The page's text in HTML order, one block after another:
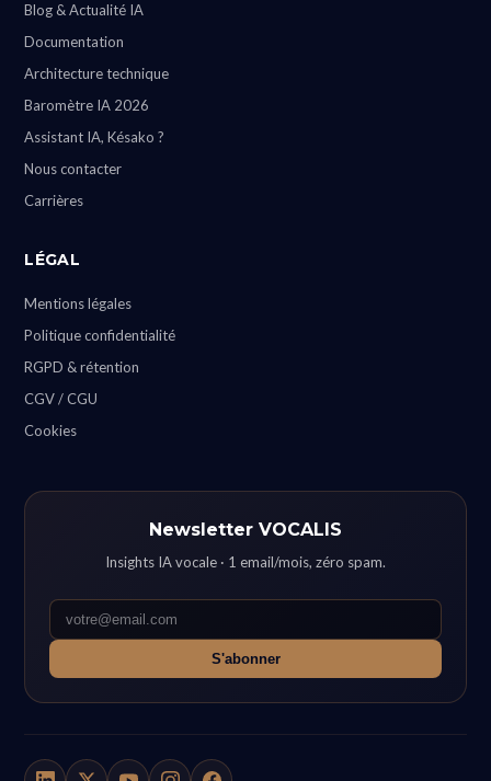
Blog & Actualité IA
Documentation
Architecture technique
Baromètre IA 2026
Assistant IA, Késako ?
Nous contacter
Carrières
LÉGAL
Mentions légales
Politique confidentialité
RGPD & rétention
CGV / CGU
Cookies
Newsletter VOCALIS
Insights IA vocale · 1 email/mois, zéro spam.
S'abonner